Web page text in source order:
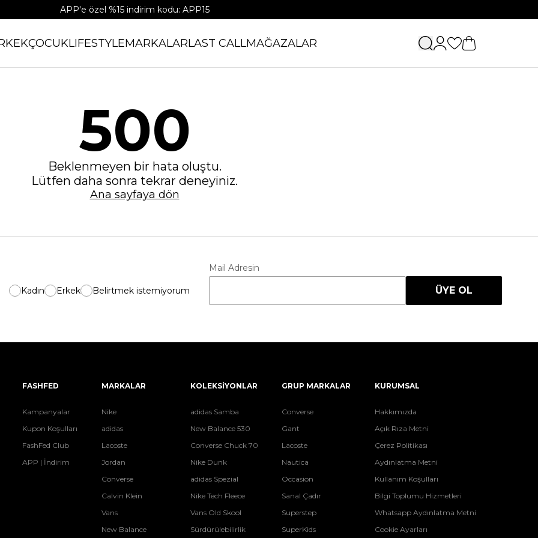
APP'e özel %15 indirim kodu: APP15
ÇOCUKLIFESTYLEMARKALARLAST CALLMAĞAZALAR
500
Beklenmeyen bir hata oluştu.
Lütfen daha sonra tekrar deneyiniz.
Ana sayfaya dön
Kadın Erkek Belirtmek istemiyorum
Mail Adresin
ÜYE OL
FASHFED
Kampanyalar
Kupon Koşulları
FashFed Club
APP | İndirim
MARKALAR
Nike
adidas
Lacoste
Jordan
Converse
Calvin Klein
Vans
New Balance
KOLEKSİYONLAR
adidas Samba
New Balance 530
Converse Chuck 70
Nike Dunk
adidas Spezial
Nike Tech Fleece
Vans Old Skool
Sürdürülebilirlik
GRUP MARKALAR
Converse
Gant
Lacoste
Nautica
Occasion
Sanal Çadır
Superstep
SuperKids
KURUMSAL
Hakkımızda
Açık Rıza Metni
Çerez Politikası
Aydınlatma Metni
Kullanım Koşulları
Bilgi Toplumu Hizmetleri
Whatsapp Aydınlatma Metni
Cookie Ayarları